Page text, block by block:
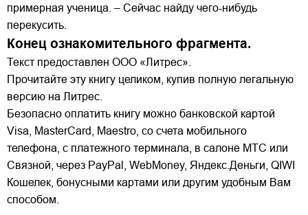
примерная ученица. – Сейчас найду чего-нибудь
перекусить.
Конец ознакомительного фрагмента.
Текст предоставлен ООО «Литрес».
Прочитайте эту книгу целиком, купив полную легальную
версию на Литрес.
Безопасно оплатить книгу можно банковской картой
Visa, MasterCard, Maestro, со счета мобильного
телефона, с платежного терминала, в салоне МТС или
Связной, через PayPal, WebMoney, Яндекс.Деньги, QIWI
Кошелек, бонусными картами или другим удобным Вам
способом.